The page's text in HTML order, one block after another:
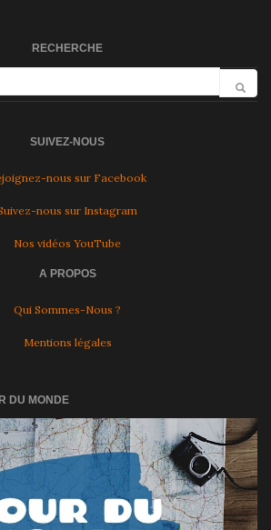
RECHERCHE
SUIVEZ-NOUS
nous sur Facebook
nous sur Instagram
Nos vidéos YouTube
A PROPOS
Qui Sommes-Nous ?
Mentions légales
DU MONDE